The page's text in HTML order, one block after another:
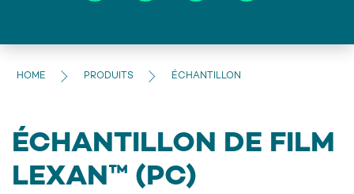
HOME PRODUITS ÉCHANTILLON
ÉCHANTILLON DE FILM
LEXAN™ (PC)